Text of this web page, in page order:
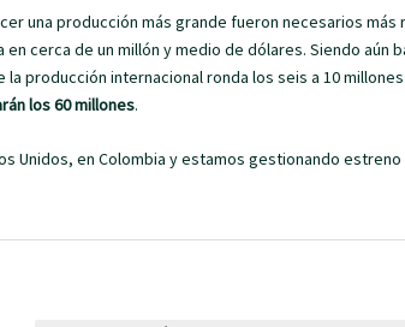
una producción más grande fueron necesarios más
cerca de un millón y medio de dólares. Siendo aún
producción internacional ronda los seis a 10
los 60 millones.
Unidos, en Colombia y estamos gestionando estreno